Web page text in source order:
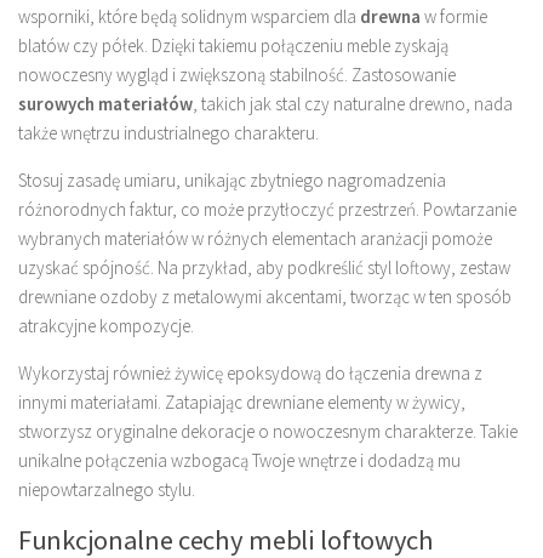
wsporniki, które będą solidnym wsparciem dla drewna w formie
blatów czy półek. Dzięki takiemu połączeniu meble zyskają
nowoczesny wygląd i zwiększoną stabilność. Zastosowanie
surowych materiałów , takich jak stal czy naturalne drewno, nada
także wnętrzu industrialnego charakteru.
Stosuj zasadę umiaru, unikając zbytniego nagromadzenia
różnorodnych faktur, co może przytłoczyć przestrzeń. Powtarzanie
wybranych materiałów w różnych elementach aranżacji pomoże
uzyskać spójność. Na przykład, aby podkreślić styl loftowy, zestaw
drewniane ozdoby z metalowymi akcentami, tworząc w ten sposób
atrakcyjne kompozycje.
Wykorzystaj również żywicę epoksydową do łączenia drewna z
innymi materiałami. Zatapiając drewniane elementy w żywicy,
stworzysz oryginalne dekoracje o nowoczesnym charakterze. Takie
unikalne połączenia wzbogacą Twoje wnętrze i dodadzą mu
niepowtarzalnego stylu.
Funkcjonalne cechy mebli loftowych